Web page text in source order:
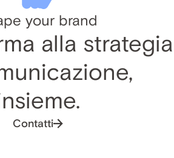
your brand
alla strategia
Contatti